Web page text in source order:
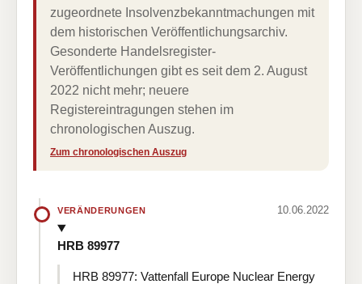
zugeordnete Insolvenzbekanntmachungen mit
dem historischen Veröffentlichungsarchiv.
Gesonderte Handelsregister-
Veröffentlichungen gibt es seit dem 2. August
2022 nicht mehr; neuere
Registereintragungen stehen im
chronologischen Auszug.
Zum chronologischen Auszug
VERÄNDERUNGEN 10.06.2022
HRB 89977
HRB 89977: Vattenfall Europe Nuclear Energy